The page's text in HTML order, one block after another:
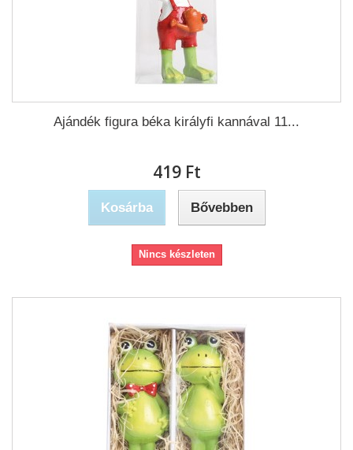
Ajándék figura béka királyfi kannával 11...
419 Ft‎
Kosárba Bővebben
Nincs készleten